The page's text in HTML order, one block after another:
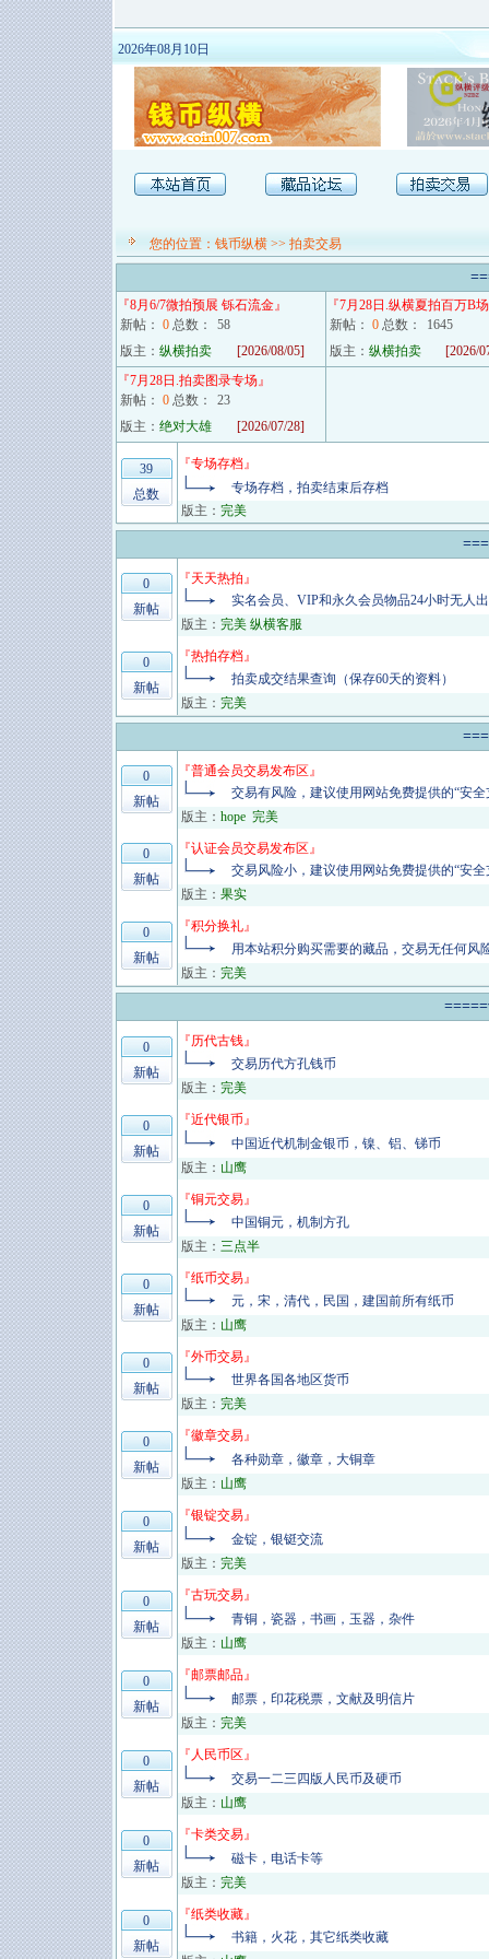
2026年08月10日
您的位置： 钱币纵横>> 拍卖交易
『8月6/7微拍预展 铄石流金』
新帖： 0 总数： 58
『7月28日.纵横夏拍百万B场
新帖： 0 总数：
1645
版主： 纵横拍卖 [2026/08/05] 版主： 纵横拍卖
[2026/
『7月28日.拍卖图录专场』
新帖： 0 总数：
23
版主： 绝对大雄 [2026/07/28]
39
总数
『专场存档』
专场存档，拍卖结束后存档
版主： 完美
0
新帖
『天天热拍』
实名会员、VIP和永久会员物品24小时无人
版主： 完美 纵横客服
0
新帖
『热拍存档』
拍卖成交结果查询（保存60天的资料）
版主： 完美
0
新帖
『普通会员交易发布区』
交易有风险，建议使用网站免费提供的“安全
版主： hope 完美
0
新帖
『认证会员交易发布区』
交易风险小，建议使用网站免费提供的“安全
版主： 果实
0
新帖
『积分换礼』
用本站积分购买需要的藏品，交易无任何风
版主： 完美
0
新帖
『历代古钱』
交易历代方孔钱币
版主： 完美
0
新帖
『近代银币』
中国近代机制金银币，镍、铝、锑币
版主： 山鹰
0
新帖
『铜元交易』
中国铜元，机制方孔
版主： 三点半
0
新帖
『纸币交易』
元，宋，清代，民国，建国前所有纸币
版主： 山鹰
0
新帖
『外币交易』
世界各国各地区货币
版主： 完美
0
新帖
『徽章交易』
各种勋章，徽章，大铜章
版主： 山鹰
0
新帖
『银锭交易』
金锭，银铤交流
版主： 完美
0
新帖
『古玩交易』
青铜，瓷器，书画，玉器，杂件
版主： 山鹰
0
新帖
『邮票邮品』
邮票，印花税票，文献及明信片
版主： 完美
0
新帖
『 人民币区』
交易一二三四版人民币及硬币
版主： 山鹰
0
新帖
『卡类交易』
磁卡，电话卡等
版主： 完美
0
新帖
『纸类收藏』
书籍，火花，其它纸类收藏